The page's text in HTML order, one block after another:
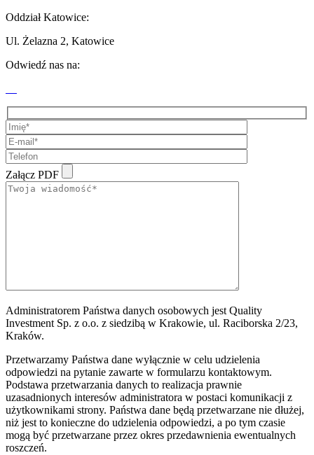
Oddział Katowice:
Ul. Żelazna 2, Katowice
Odwiedź nas na:
Załącz PDF
Administratorem Państwa danych osobowych jest Quality
Investment Sp. z o.o. z siedzibą w Krakowie, ul. Raciborska 2/23,
Kraków.
Przetwarzamy Państwa dane wyłącznie w celu udzielenia
odpowiedzi na pytanie zawarte w formularzu kontaktowym.
Podstawa przetwarzania danych to realizacja prawnie
uzasadnionych interesów administratora w postaci komunikacji z
użytkownikami strony. Państwa dane będą przetwarzane nie dłużej,
niż jest to konieczne do udzielenia odpowiedzi, a po tym czasie
mogą być przetwarzane przez okres przedawnienia ewentualnych
roszczeń.